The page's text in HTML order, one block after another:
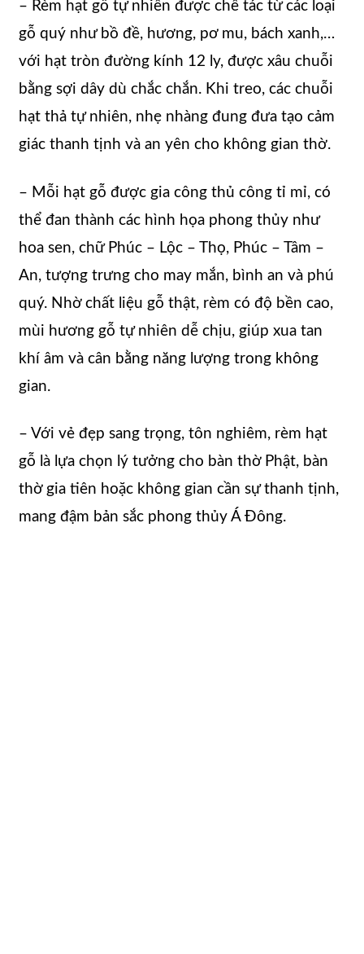
– Rèm hạt gỗ tự nhiên được chế tác từ các loại
gỗ quý như bồ đề, hương, pơ mu, bách xanh,…
với hạt tròn đường kính 12 ly, được xâu chuỗi
bằng sợi dây dù chắc chắn. Khi treo, các chuỗi
hạt thả tự nhiên, nhẹ nhàng đung đưa tạo cảm
giác thanh tịnh và an yên cho không gian thờ.
– Mỗi hạt gỗ được gia công thủ công tỉ mỉ, có
thể đan thành các hình họa phong thủy như
hoa sen, chữ Phúc – Lộc – Thọ, Phúc – Tâm –
An, tượng trưng cho may mắn, bình an và phú
quý. Nhờ chất liệu gỗ thật, rèm có độ bền cao,
mùi hương gỗ tự nhiên dễ chịu, giúp xua tan
khí âm và cân bằng năng lượng trong không
gian.
– Với vẻ đẹp sang trọng, tôn nghiêm, rèm hạt
gỗ là lựa chọn lý tưởng cho bàn thờ Phật, bàn
thờ gia tiên hoặc không gian cần sự thanh tịnh,
mang đậm bản sắc phong thủy Á Đông.